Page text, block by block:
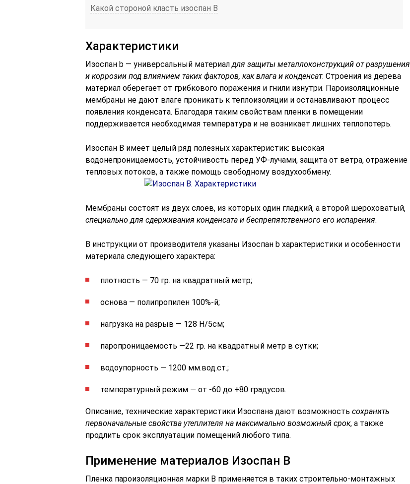
Какой стороной класть изоспан В
Характеристики
Изоспан b — универсальный материалдля защиты металлоконструкций от разрушения
и коррозии под влиянием таких факторов, как влага и конденсат. Строения из дерева
материал оберегает от грибкового поражения и гнили изнутри. Пароизоляционные
мембраны не дают влаге проникать к теплоизоляции и останавливают процесс
появления конденсата. Благодаря таким свойствам пленки в помещении
поддерживается необходимая температура и не возникает лишних теплопотерь.
Изоспан В имеет целый ряд полезных характеристик: высокая
водонепроницаемость, устойчивость перед УФ-лучами, защита от ветра, отражение
тепловых потоков, а также помощь свободному воздухообмену.
Мембраны состоят из двух слоев, из которых один гладкий, а второй шероховатый,
специально для сдерживания конденсата и беспрепятственного его испарения.
В инструкции от производителя указаны Изоспан b характеристики и особенности
материала следующего характера:
плотность — 70 гр. на квадратный метр;
основа — полипропилен 100%-й;
нагрузка на разрыв — 128 Н/5см;
паропроницаемость —22 гр. на квадратный метр в сутки;
водоупорность — 1200 мм.вод.ст.;
температурный режим — от -60 до +80 градусов.
Описание, технические характеристики Изоспана дают возможность сохранить
первоначальные свойства утеплителя на максимально возможный срок, а также
продлить срок эксплуатации помещений любого типа.
Применение материалов Изоспан В
Пленка пароизоляционная марки В применяется в таких строительно-монтажных